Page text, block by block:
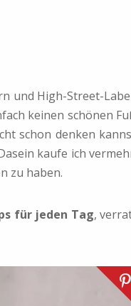
und High-Street-
keinen schönen
schon denken
kaufe ich
zu haben.
für jeden Tag,